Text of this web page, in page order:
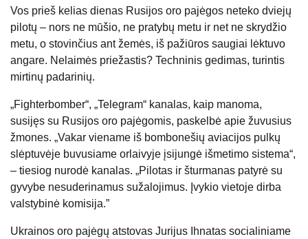
Vos prieš kelias dienas Rusijos oro pajėgos neteko dviejų
pilotų – nors ne mūšio, ne pratybų metu ir net ne skrydžio
metu, o stovinčius ant žemės, iš pažiūros saugiai lėktuvo
angare. Nelaimės priežastis? Techninis gedimas, turintis
mirtinų padarinių.
„Fighterbomber“, „Telegram“ kanalas, kaip manoma,
susijęs su Rusijos oro pajėgomis, paskelbė apie žuvusius
žmones. „Vakar viename iš bombonešių aviacijos pulkų
slėptuvėje buvusiame orlaivyje įsijungė išmetimo sistema“,
– tiesiog nurodė kanalas. „Pilotas ir šturmanas patyrė su
gyvybe nesuderinamus sužalojimus. Įvykio vietoje dirba
valstybinė komisija.”
Ukrainos oro pajėgų atstovas Jurijus Ihnatas socialiniame